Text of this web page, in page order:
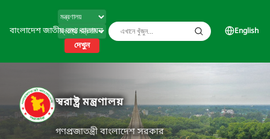
বাংলাদেশ জাতীয় তথ্য বাতায়ন
দেখুন
English
স্বরাষ্ট্র মন্ত্রণালয়
গণপ্রজাতন্ত্রী বাংলাদেশ সরকার